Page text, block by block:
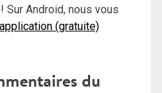
Android, nous vous
(gratuite)
du